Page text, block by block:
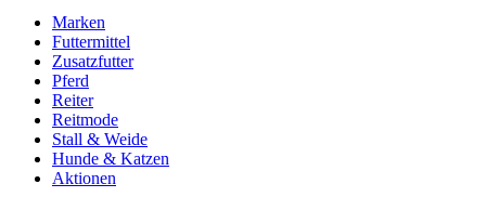
Marken
Futtermittel
Zusatzfutter
Pferd
Reiter
Reitmode
Stall & Weide
Hunde & Katzen
Aktionen